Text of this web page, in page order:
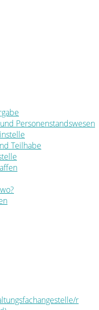
& öffentliche
Personenstandswesen
Teilhabe
r